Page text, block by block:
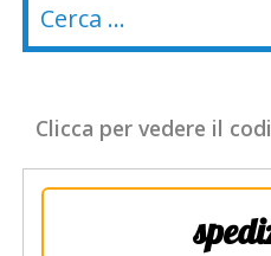
Clicca per vedere il